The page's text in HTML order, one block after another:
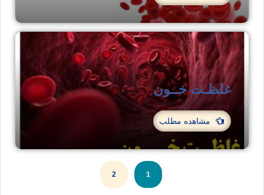
غلظـت خــون
مشاهده مطلب
1
2